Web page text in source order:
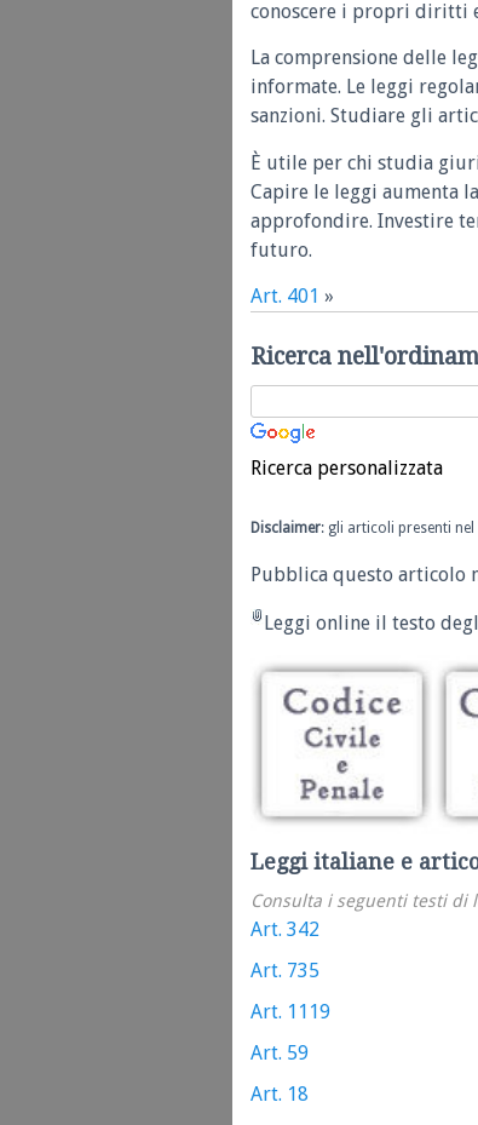
conoscere i propri diritti
La comprensione delle
informate. Le leggi
sanzioni. Studiare gli
È utile per chi studia
Capire le leggi aumenta
approfondire. Investire
futuro.
Art. 401 »
Ricerca
Ricerca personalizzata
Disclaimer: gli articoli presenti
Pubblica questo articolo
Leggi online il testo
Leggi italiane e
Consulta i seguenti testi di
Art. 342
Art. 735
Art. 1119
Art. 59
Art. 18